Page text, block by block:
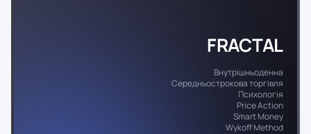
FRACTAL
Внутрішньоденна
Середньострокова торгівля
Психологія
Price Action
Smart Money
Wykoff Method